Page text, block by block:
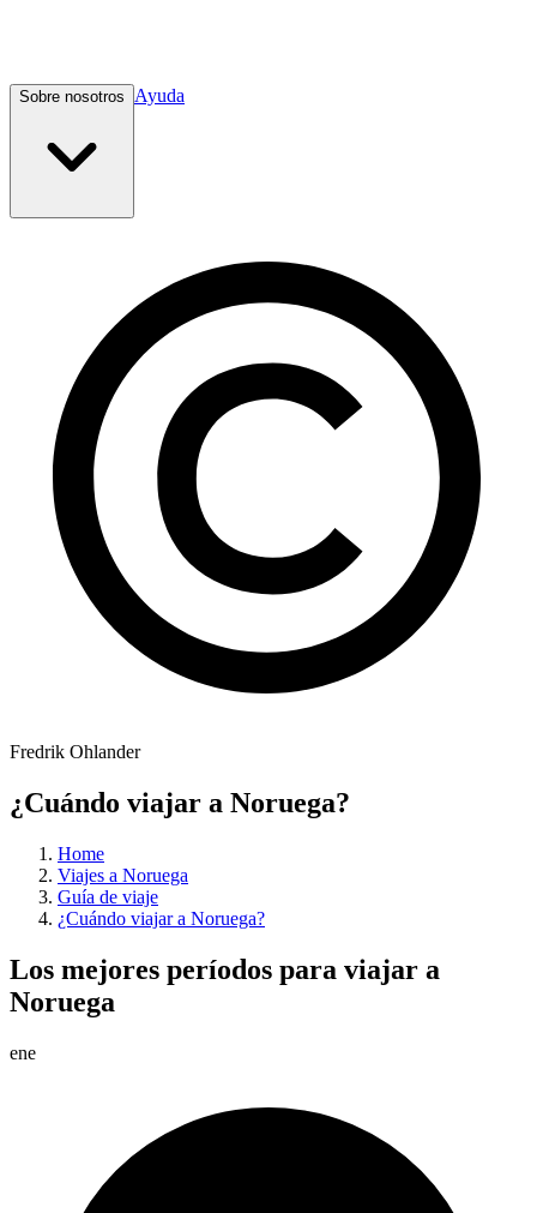
Sobre nosotros Ayuda
Fredrik Ohlander
¿Cuándo viajar a Noruega?
Home
Viajes a Noruega
Guía de viaje
¿Cuándo viajar a Noruega?
Los mejores períodos para viajar a
Noruega
ene